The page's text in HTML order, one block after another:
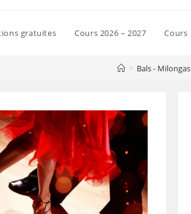
gratuites Cours 2026 – 2027 Cours
> Bals - Milongas